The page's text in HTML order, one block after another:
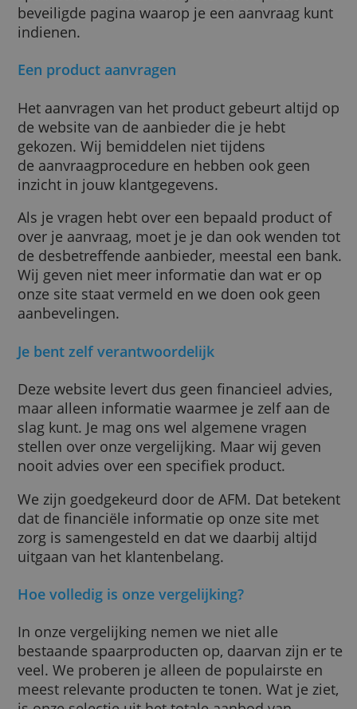
Wil je het product graag aanvragen en
dan doorgeleid naar de website van de
beveiligde pagina waarop je een aanvraag
indienen.
Een product aanvragen
Het aanvragen van het product gebeurt
de website van de aanbieder die je hebt
gekozen. Wij bemiddelen niet tijdens
de aanvraagprocedure en hebben ook geen
inzicht in jouw klantgegevens.
Als je vragen hebt over een bepaald
over je aanvraag, moet je je dan ook
de desbetreffende aanbieder, meestal een
Wij geven niet meer informatie dan wat er
onze site staat vermeld en we doen ook
aanbevelingen.
Je bent zelf verantwoordelijk
Deze website levert dus geen financieel
maar alleen informatie waarmee je zelf aan
slag kunt. Je mag ons wel algemene vragen
stellen over onze vergelijking. Maar wij
nooit advies over een specifiek product.
We zijn goedgekeurd door de AFM. Dat
dat de financiële informatie op onze site